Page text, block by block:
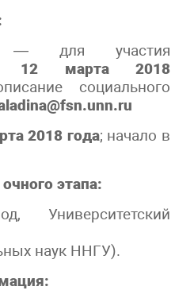
для участия
12 марта 2018
социального
2018 года; начало в
этапа:
Университетский
наук ННГУ).